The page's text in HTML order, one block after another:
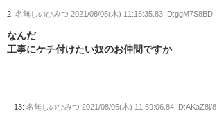
2: 名無しのひみつ 2021/08/05(木) 11:15:35.83 ID:ggM7S8BD
なんだ
工事にケチ付けたい奴のお仲間ですか
13: 名無しのひみつ 2021/08/05(木) 11:59:06.84 ID:AKaZ8j/8